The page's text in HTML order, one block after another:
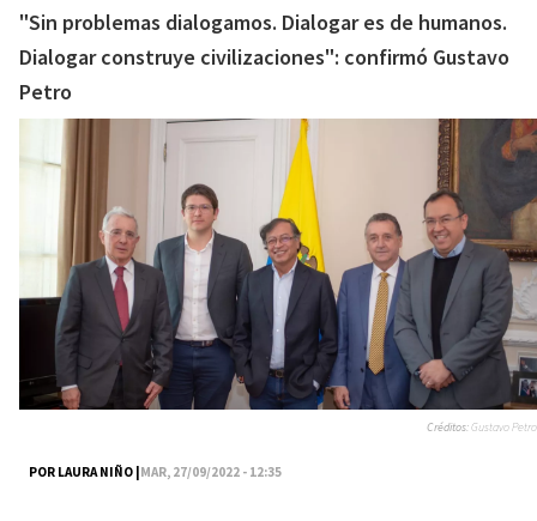
"Sin problemas dialogamos. Dialogar es de humanos.
Dialogar construye civilizaciones": confirmó Gustavo
Petro
POR LAURA NIÑO |MAR, 27/09/2022 - 12:35
Créditos:Gustavo Petro